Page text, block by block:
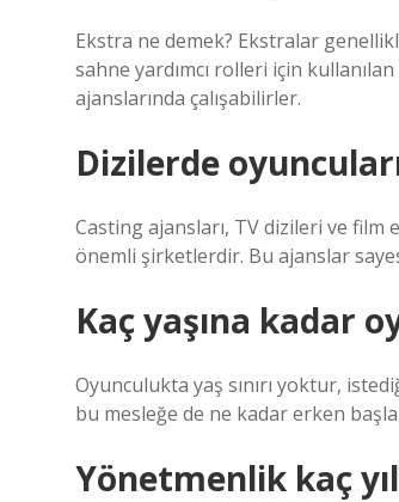
Ekstra ne demek? Ekstralar
sahne yardımcı rolleri için
ajanslarında çalışabilirler.
Dizilerde
Casting ajansları, TV dizileri ve film
önemli şirketlerdir. Bu ajanslar
Kaç yaşına kadar
Oyunculukta yaş sınırı yoktur,
bu mesleğe de ne kadar erken
Yönetmenlik kaç